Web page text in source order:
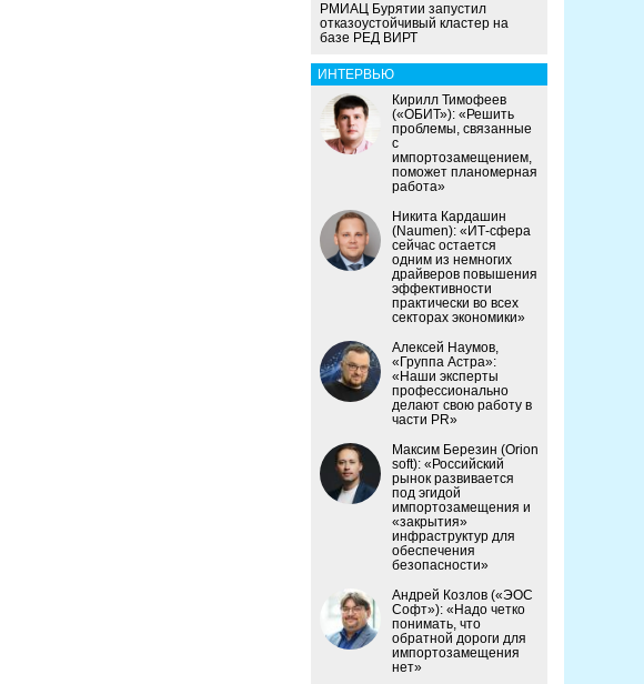
РМИАЦ Бурятии запустил
отказоустойчивый кластер на
базе РЕД ВИРТ
ИНТЕРВЬЮ
Кирилл Тимофеев
(«ОБИТ»): «Решить
проблемы, связанные
с
импортозамещением,
поможет планомерная
работа»
Никита Кардашин
(Naumen): «ИТ-сфера
сейчас остается
одним из немногих
драйверов повышения
эффективности
практически во всех
секторах экономики»
Алексей Наумов,
«Группа Астра»:
«Наши эксперты
профессионально
делают свою работу в
части PR»
Максим Березин (Orion
soft): «Российский
рынок развивается
под эгидой
импортозамещения и
«закрытия»
инфраструктур для
обеспечения
безопасности»
Андрей Козлов («ЭОС
Софт»): «Надо четко
понимать, что
обратной дороги для
импортозамещения
нет»